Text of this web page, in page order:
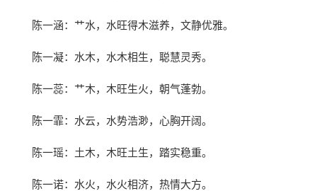
陈一涵：艹水，水旺得木滋养，文静优雅。
陈一凝：水木，水木相生，聪慧灵秀。
陈一蕊：艹木，木旺生火，朝气蓬勃。
陈一霏：水云，水势浩渺，心胸开阔。
陈一瑶：土木，木旺土生，踏实稳重。
陈一诺：水火，水火相济，热情大方。